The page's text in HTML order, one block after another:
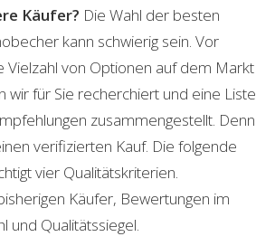
Käufer? Die Wahl der besten
kann schwierig sein. Vor
Vielzahl von Optionen auf dem Markt
wir für Sie recherchiert und eine Liste
zusammengestellt. Denn
verifizierten Kauf. Die folgende
vier Qualitätskriterien.
Käufer, Bewertungen im
und Qualitätssiegel.